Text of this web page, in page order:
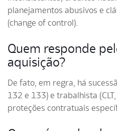
planejamentos abusivos e
(change of control).
Quem responde
aquisição?
De fato, em regra, há
132 e 133) e trabalhista
proteções contratuais